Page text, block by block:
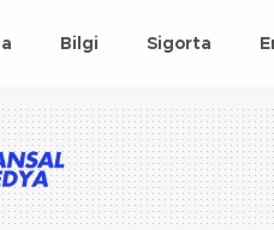
Bilgi Sigorta